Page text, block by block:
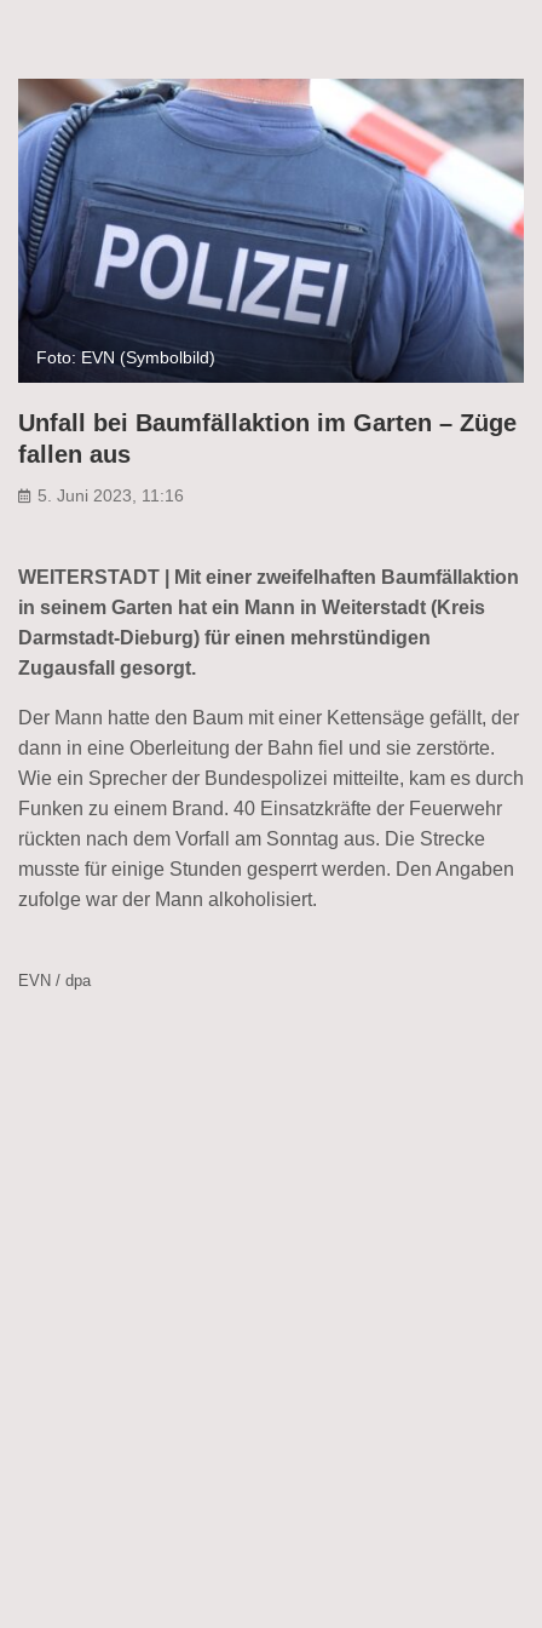
Foto: EVN (Symbolbild)
Unfall bei Baumfällaktion im Garten – Züge
fallen aus
5. Juni 2023, 11:16
WEITERSTADT | Mit einer zweifelhaften Baumfällaktion
in seinem Garten hat ein Mann in Weiterstadt (Kreis
Darmstadt-Dieburg) für einen mehrstündigen
Zugausfall gesorgt.
Der Mann hatte den Baum mit einer Kettensäge gefällt, der
dann in eine Oberleitung der Bahn fiel und sie zerstörte.
Wie ein Sprecher der Bundespolizei mitteilte, kam es durch
Funken zu einem Brand. 40 Einsatzkräfte der Feuerwehr
rückten nach dem Vorfall am Sonntag aus. Die Strecke
musste für einige Stunden gesperrt werden. Den Angaben
zufolge war der Mann alkoholisiert.
EVN / dpa